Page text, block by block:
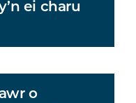
ei charu
o